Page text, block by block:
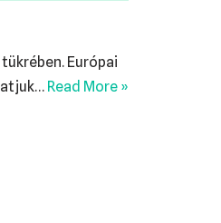
Európai
Read More »